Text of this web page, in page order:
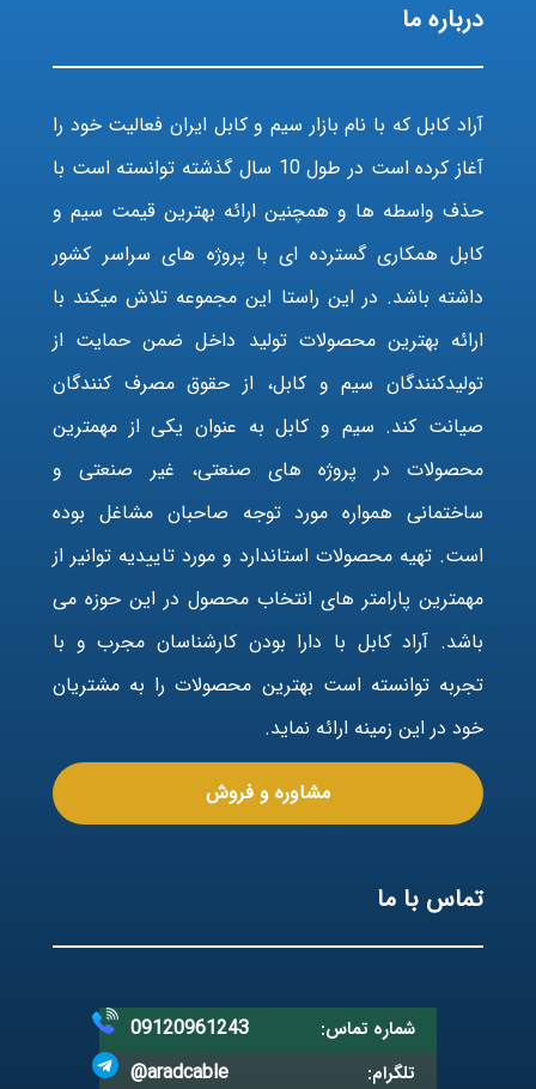
درباره ما
آراد کابل که با نام بازار سیم و کابل ایران فعالیت خود را
آغاز کرده است در طول 10 سال گذشته توانسته است با
حذف واسطه ها و همچنین ارائه بهترین قیمت سیم و
کابل همکاری گسترده ای با پروژه های سراسر کشور
داشته باشد. در این راستا این مجموعه تلاش میکند با
ارائه بهترین محصولات تولید داخل ضمن حمایت از
تولیدکنندگان سیم و کابل، از حقوق مصرف کنندگان
صیانت کند. سیم و کابل به عنوان یکی از مهمترین
محصولات در پروژه های صنعتی، غیر صنعتی و
ساختمانی همواره مورد توجه صاحبان مشاغل بوده
است. تهیه محصولات استاندارد و مورد تاییدیه توانیر از
مهمترین پارامتر های انتخاب محصول در این حوزه می
باشد. آراد کابل با دارا بودن کارشناسان مجرب و با
تجربه توانسته است بهترین محصولات را به مشتریان
خود در این زمینه ارائه نماید.
مشاوره و فروش
تماس با ما
شماره تماس: 09120961243
تلگرام: @aradcable